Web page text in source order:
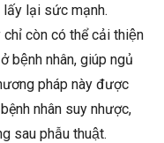
lấy lại sức mạnh.
còn có thể cải thiện
bệnh nhân, giúp ngủ
pháp này được
nhân suy nhược,
sau phẫu thuật.